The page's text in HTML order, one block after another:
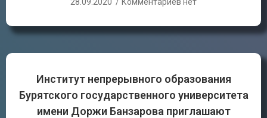
Институт непрерывного образования
Бурятского государственного университета
имени Доржи Банзарова приглашают